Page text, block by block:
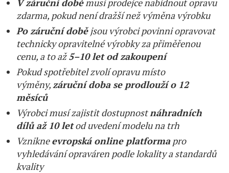
V záruční doběmusí prodejce nabídnout opravu
zdarma, pokud není dražší než výměna výrobku
Po záruční dobějsou výrobci povinni opravovat
technicky opravitelné výrobky za přiměřenou
cenu, a to až5–10 let od zakoupení
Pokud spotřebitel zvolí opravu místo
výměny,záruční doba se prodlouží o 12
měsíců
Výrobci musí zajistit dostupnostnáhradních
dílů až 10 letod uvedení modelu na trh
Vznikneevropská online platformapro
vyhledávání opraváren podle lokality a standardů
kvality